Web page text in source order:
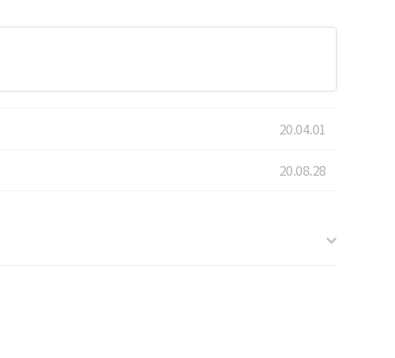
20.04.01
20.08.28